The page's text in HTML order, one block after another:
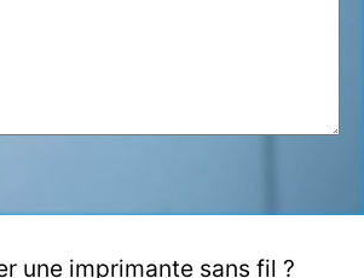
une imprimante sans fil ?